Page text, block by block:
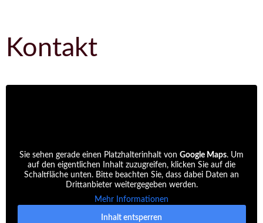
Kontakt
Sie sehen gerade einen Platzhalterinhalt von Google Maps. Um
auf den eigentlichen Inhalt zuzugreifen, klicken Sie auf die
Schaltfläche unten. Bitte beachten Sie, dass dabei Daten an
Drittanbieter weitergegeben werden.
Mehr Informationen
Inhalt entsperren